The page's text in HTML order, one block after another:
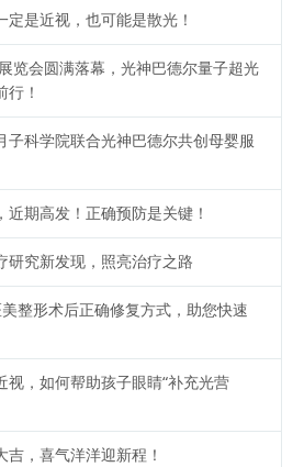
是近视，也可能是散光！
览会圆满落幕，光神巴德尔量子超光
！
子科学院联合光神巴德尔共创母婴服
期高发！正确预防是关键！
研究新发现，照亮治疗之路
整形术后正确修复方式，助您快速
视，如何帮助孩子眼睛“补充光营
，喜气洋洋迎新程！